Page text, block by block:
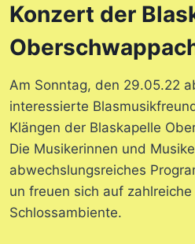
Konzert der
Am Sonntag, den 29.05.22
interessierte
Klängen der Blaskapelle
Die Musikerinnen und
abwechslungsreiches
un freuen sich auf
Schlossambiente.